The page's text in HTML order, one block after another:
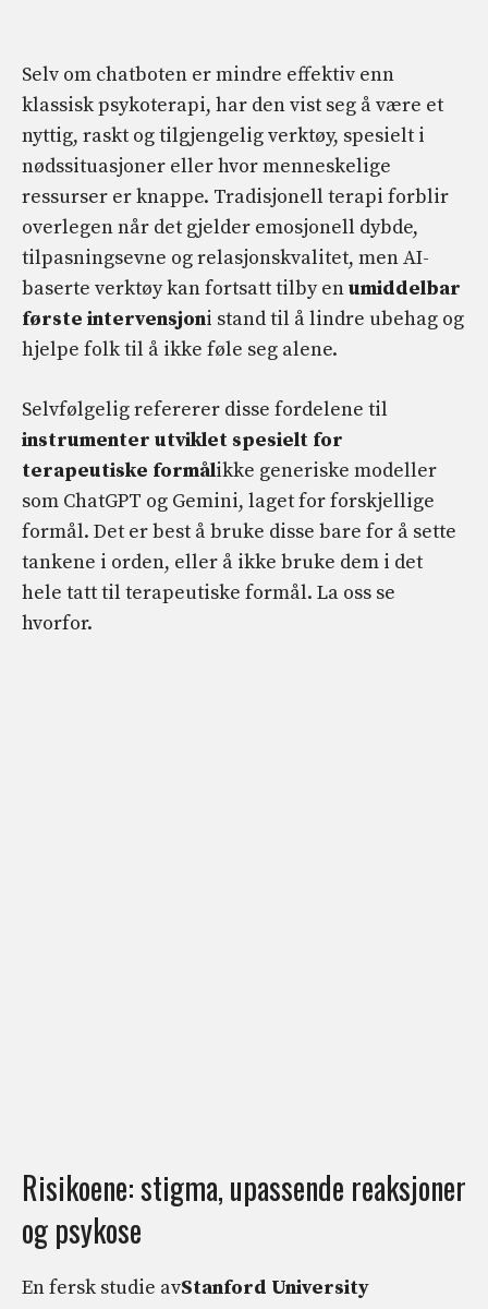
Selv om chatboten er mindre effektiv enn
klassisk psykoterapi, har den vist seg å være et
nyttig, raskt og tilgjengelig verktøy, spesielt i
nødssituasjoner eller hvor menneskelige
ressurser er knappe. Tradisjonell terapi forblir
overlegen når det gjelder emosjonell dybde,
tilpasningsevne og relasjonskvalitet, men AI-
baserte verktøy kan fortsatt tilby enumiddelbar
første intervensjoni stand til å lindre ubehag og
hjelpe folk til å ikke føle seg alene.
Selvfølgelig refererer disse fordelene til
instrumenter utviklet spesielt for
terapeutiske formålikke generiske modeller
som ChatGPT og Gemini, laget for forskjellige
formål. Det er best å bruke disse bare for å sette
tankene i orden, eller å ikke bruke dem i det
hele tatt til terapeutiske formål. La oss se
hvorfor.
Risikoene: stigma, upassende reaksjoner
og psykose
En fersk studie avStanford University